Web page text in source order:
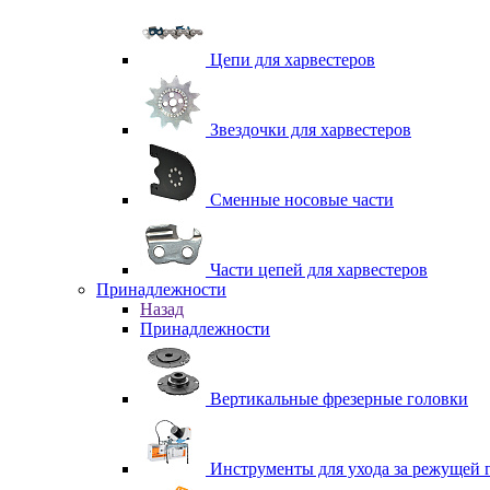
Цепи для харвестеров
Звездочки для харвестеров
Сменные носовые части
Части цепей для харвестеров
Принадлежности
Назад
Принадлежности
Вертикальные фрезерные головки
Инструменты для ухода за режущей